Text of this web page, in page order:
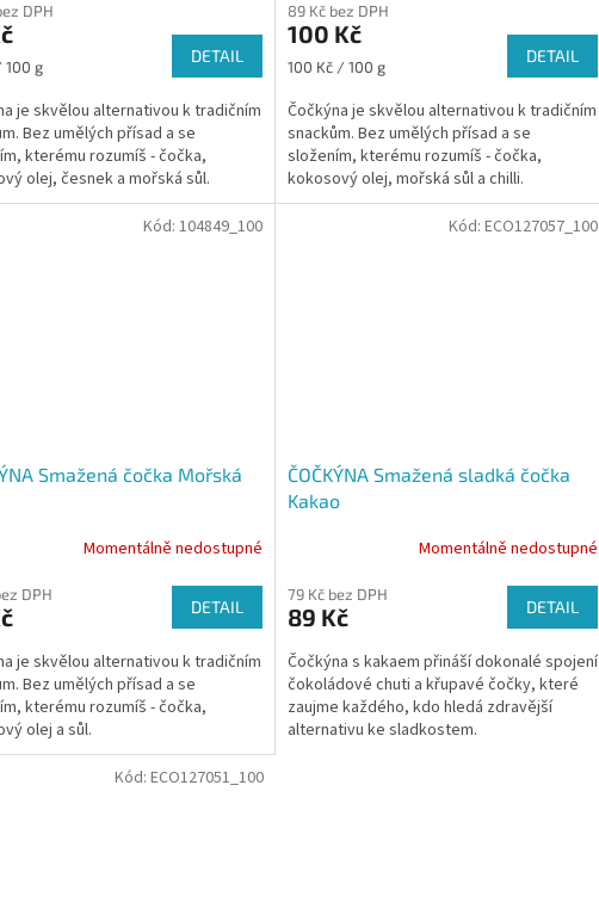
DPH
100 g
DETAIL
je skvělou alternativou k tradičním
Bez umělých přísad a se
kterému rozumíš - čočka,
olej, česnek a mořská sůl.
89 Kč bez DPH
100 Kč
Měrná
100 Kč / 100 g
DETAIL
Čočkýna je skvělou alternativou k tradičním
snackům. Bez umělých přísad a se
složením, kterému rozumíš - čočka,
kokosový olej, mořská sůl a chilli.
Smažená čočka Mořská
Momentálně nedostupné
DPH
DETAIL
je skvělou alternativou k tradičním
Bez umělých přísad a se
kterému rozumíš - čočka,
olej a sůl.
Kód: 104849_100
ČOČKÝNA Smažená sladká čočka
Kakao
Momentálně nedostupné
79 Kč bez DPH
89 Kč DETAIL
Čočkýna s kakaem přináší dokonalé spojení
čokoládové chuti a křupavé čočky, které
zaujme každého, kdo hledá zdravější
alternativu ke sladkostem.
Kód: ECO127057_100
Kód: ECO127051_100